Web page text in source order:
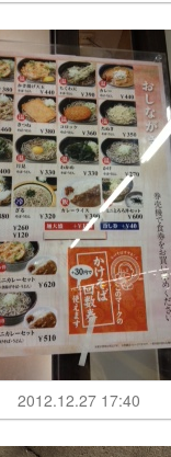
2012.12.27 17:40